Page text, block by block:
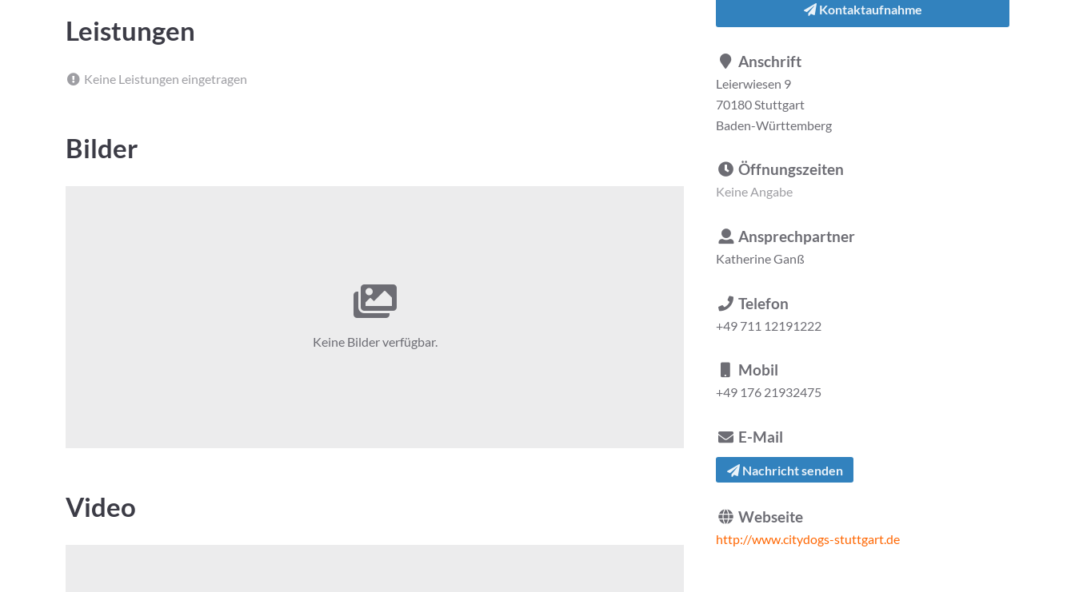
Leistungen
Keine Leistungen eingetragen
Bilder
Keine Bilder verfügbar.
Video
Kontaktaufnahme
Anschrift
Leierwiesen 9
70180 Stuttgart
Baden-Württemberg
Öffnungszeiten
Keine Angabe
Ansprechpartner
Katherine Ganß
Telefon
+49 711 12191222
Mobil
+49 176 21932475
E-Mail
Nachricht senden
Webseite
http://www.citydogs-stuttgart.de